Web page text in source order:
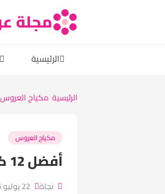
مجلة
الرئيسية
الرئيسية مكياج العروس
مكياج العروس
أفضل 12 كريم أساس خفيف الوزن لتتسوقيه في عام 2025
نجاة